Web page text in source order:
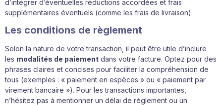
d’intégrer d’éventuelles réductions accordées et frais
supplémentaires éventuels (comme les frais de livraison).
Les conditions de règlement
Selon la nature de votre transaction, il peut être utile d’inclure
les modalités de paiement dans votre facture. Optez pour des
phrases claires et concises pour faciliter la compréhension de
tous (exemples : « paiement en espèces » ou « paiement par
virement bancaire »). Pour les transactions importantes,
n’hésitez pas à mentionner un délai de règlement ou un